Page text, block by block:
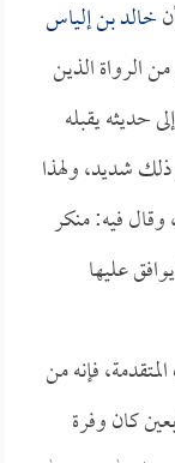
خالد بن إلياس
الرواة الذين
حديثه يقبله
شديد، ولهذا
وقال فيه: منكر
عليها
فإنه من
كان وفرة